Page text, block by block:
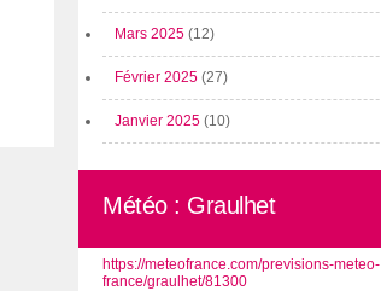
Mars 2025 (12)
Février 2025 (27)
Janvier 2025 (10)
Météo : Graulhet
https://meteofrance.com/previsions-meteo-
france/graulhet/81300